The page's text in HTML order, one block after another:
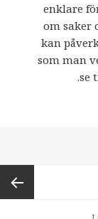
enklare
om saker
kan
som man
se